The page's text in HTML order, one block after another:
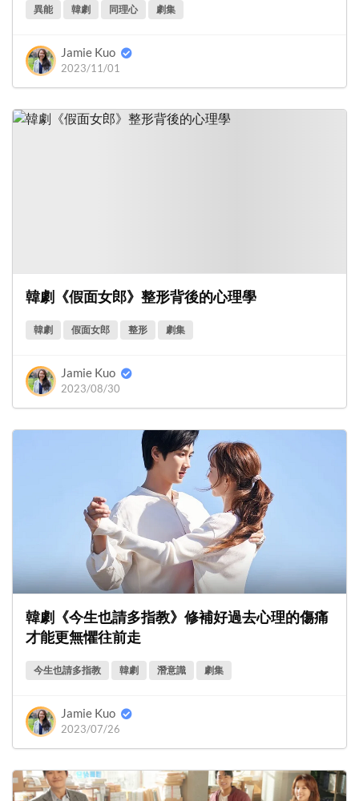
異能 韓劇 同理心 劇集
Jamie Kuo
2023/11/01
韓劇《假面女郎》整形背後的心理學
韓劇 假面女郎 整形 劇集
Jamie Kuo
2023/08/30
韓劇《今生也請多指教》修補好過去心理的傷痛
才能更無懼往前走
今生也請多指教 韓劇 潛意識 劇集
Jamie Kuo
2023/07/26